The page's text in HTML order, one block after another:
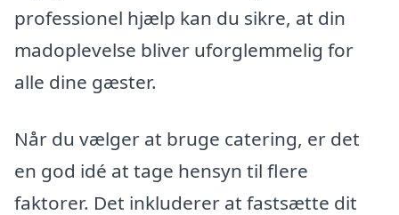
professionel hjælp kan du sikre, at din
madoplevelse bliver uforglemmelig for
alle dine gæster.
Når du vælger at bruge catering, er det
en god idé at tage hensyn til flere
faktorer. Det inkluderer at fastsætte dit